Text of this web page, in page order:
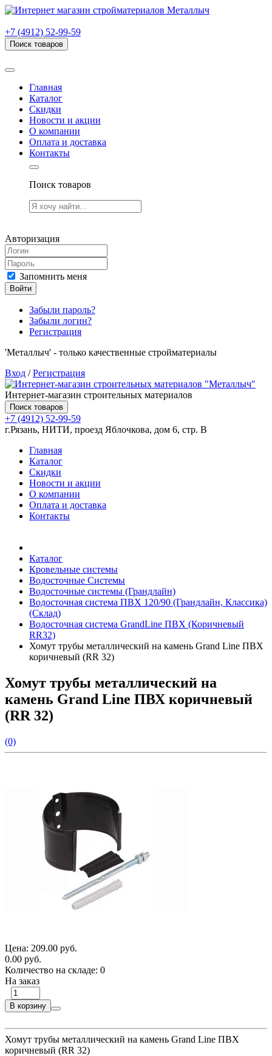
+7 (4912) 52-99-59
Поиск товаров
Главная
Каталог
Скидки
Новости и акции
О компании
Оплата и доставка
Контакты
Поиск товаров
Авторизация
Запомнить меня
Войти
Забыли пароль?
Забыли логин?
Регистрация
'Металлыч' - только качественные стройматериалы
Вход /Регистрация
Интернет-магазин строительных материалов
Поиск товаров
+7 (4912) 52-99-59
г.Рязань, НИТИ, проезд Яблочкова, дом 6, стр. В
Главная
Каталог
Скидки
Новости и акции
О компании
Оплата и доставка
Контакты
Каталог
Кровельные системы
Водосточные Системы
Водосточные системы (Грандлайн)
Водосточная система ПВХ 120/90 (Грандлайн, Классика)
(Склад)
Водосточная система GrandLine ПВХ (Коричневый
RR32)
Хомут трубы металлический на камень Grand Line ПВХ
коричневый (RR 32)
Хомут трубы металлический на
камень Grand Line ПВХ коричневый
(RR 32)
(0)
Цена: 209.00 руб.
0.00 руб.
Количество на складе: 0
На заказ
В корзину
Хомут трубы металлический на камень Grand Line ПВХ
коричневый (RR 32)